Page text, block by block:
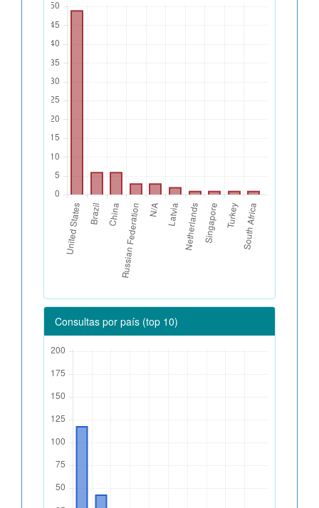
Consultas por país (top 10)